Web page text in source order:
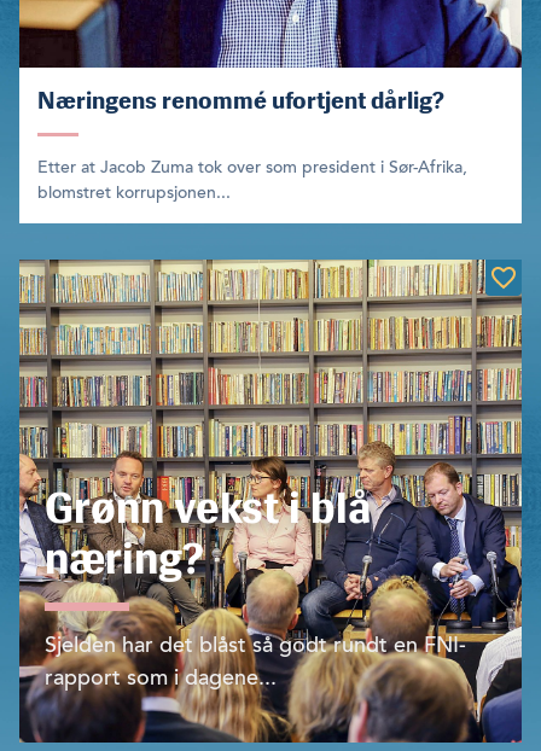
Næringens renommé ufortjent dårlig?
Etter at Jacob Zuma tok over som president i Sør-Afrika,
blomstret korrupsjonen...
Grønn vekst i blå
næring?
Sjelden har det blåst så godt rundt en FNI-
rapport som i dagene...